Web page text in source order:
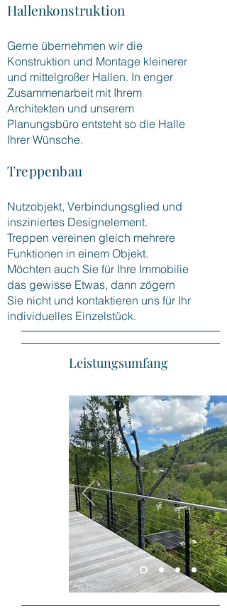
Hallenkonstruktion
Gerne übernehmen wir die
Konstruktion und Montage kleinerer
und mittelgroßer Hallen. In enger
Zusammenarbeit mit Ihrem
Architekten und unserem
Planungsbüro entsteht so die Halle
Ihrer Wünsche.
Treppenbau
Nutzobjekt, Verbindungsglied und
insziniertes Designelement.
Treppen vereinen gleich mehrere
Funktionen in einem Objekt.
Möchten auch Sie für Ihre Immobilie
das gewisse Etwas, dann zögern
Sie nicht und kontaktieren uns für Ihr
individuelles Einzelstück.
Leistungsumfang